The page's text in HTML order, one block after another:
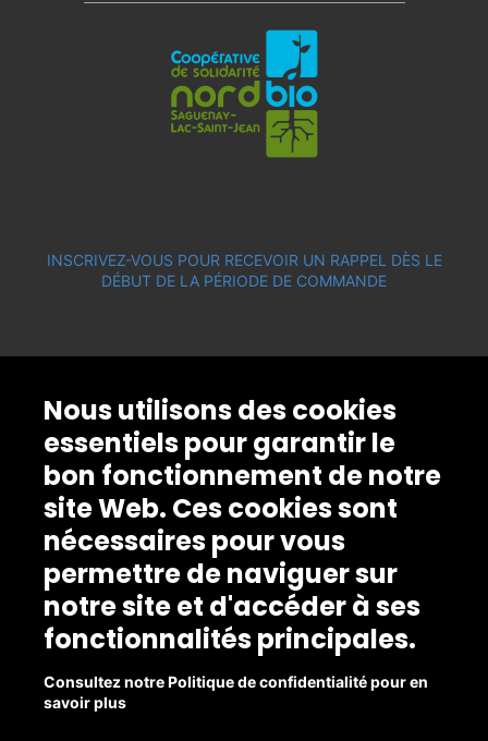
INSCRIVEZ-VOUS POUR RECEVOIR UN RAPPEL DÈS LE
DÉBUT DE LA PÉRIODE DE COMMANDE
Nous utilisons des cookies
essentiels pour garantir le
bon fonctionnement de notre
site Web. Ces cookies sont
nécessaires pour vous
permettre de naviguer sur
notre site et d'accéder à ses
fonctionnalités principales.
Consultez notre Politique de confidentialité pour en
savoir plus